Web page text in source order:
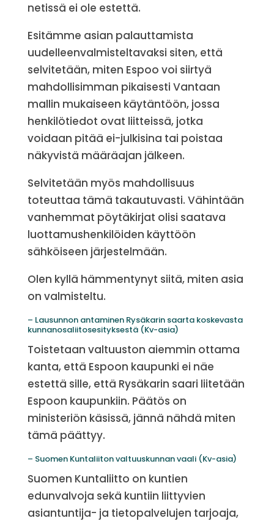
netissä ei ole estettä.
Esitämme asian palauttamista
uudelleenvalmisteltavaksi siten, että
selvitetään, miten Espoo voi siirtyä
mahdollisimman pikaisesti Vantaan
mallin mukaiseen käytäntöön, jossa
henkilötiedot ovat liitteissä, jotka
voidaan pitää ei-julkisina tai poistaa
näkyvistä määräajan jälkeen.
Selvitetään myös mahdollisuus
toteuttaa tämä takautuvasti. Vähintään
vanhemmat pöytäkirjat olisi saatava
luottamushenkilöiden käyttöön
sähköiseen järjestelmään.
Olen kyllä hämmentynyt siitä, miten asia
on valmisteltu.
– Lausunnon antaminen Rysäkarin saarta koskevasta
kunnanosaliitosesityksestä (Kv-asia)
Toistetaan valtuuston aiemmin ottama
kanta, että Espoon kaupunki ei näe
estettä sille, että Rysäkarin saari liitetään
Espoon kaupunkiin. Päätös on
ministeriön käsissä, jännä nähdä miten
tämä päättyy.
– Suomen Kuntaliiton valtuuskunnan vaali (Kv-asia)
Suomen Kuntaliitto on kuntien
edunvalvoja sekä kuntiin liittyvien
asiantuntija- ja tietopalvelujen tarjoaja,